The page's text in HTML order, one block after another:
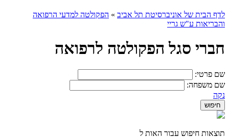
לדף הבית של אוניברסיטת תל אביב » הפקולטה למדעי הרפואה
והבריאות ע"ש גריי
חברי סגל הפקולטה לרפואה
שם פרטי:
שם משפחה:
נקה
תוצאות חיפוש עבור האות ל